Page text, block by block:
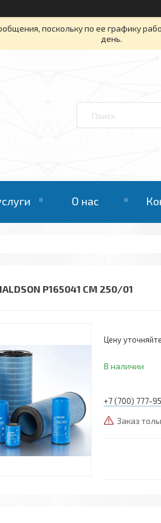
поскольку по ее графику
день.
О нас
P165041 CM 250/01
Цену уточняйте
В наличии
+7 (700) 777-
Заказ